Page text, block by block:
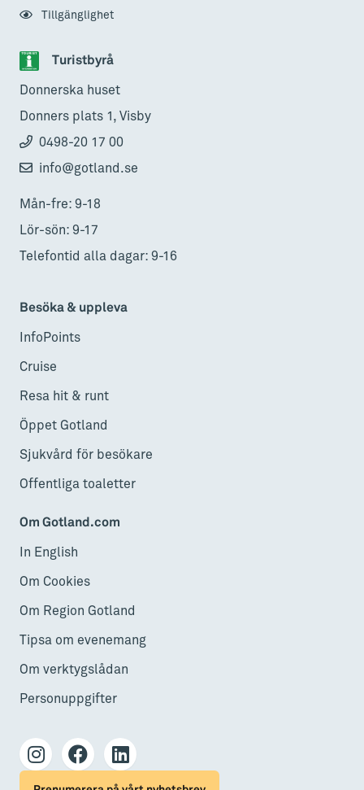
Turistbyrå
Donnerska huset
Donners plats 1, Visby
0498-20 17 00
info@gotland.se
Mån-fre: 9-18
Lör-sön: 9-17
Telefontid alla dagar: 9-16
Besöka & uppleva
InfoPoints
Cruise
Resa hit & runt
Öppet Gotland
Sjukvård för besökare
Offentliga toaletter
Om Gotland.com
In English
Om Cookies
Om Region Gotland
Tipsa om evenemang
Om verktygslådan
Personuppgifter
Tillgänglighet